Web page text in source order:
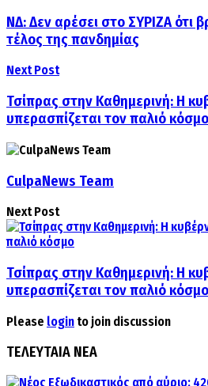
ΝΔ: Δεν αρέσει στο ΣΥΡΙΖΑ ότι
τέλος της πανδημίας
Next Post
Τσίπρας στην Καθημερινή: Η
υπερασπίζεται τον παλιό κόσμο
CulpaNews Team
Next Post
Τσίπρας στην Καθημερινή: Η
υπερασπίζεται τον παλιό κόσμο
Please login to join discussion
ΤΕΛΕΥΤΑΙΑ ΝΕΑ